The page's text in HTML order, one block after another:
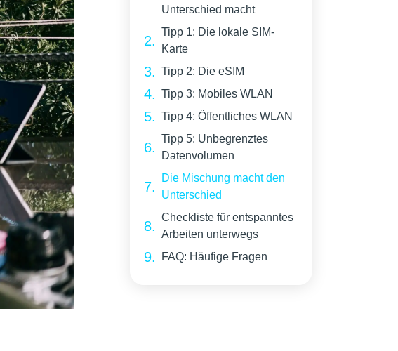
Unterschied macht
Tipp 1: Die lokale SIM-
Karte
Tipp 2: Die eSIM
Tipp 3: Mobiles WLAN
Tipp 4: Öffentliches WLAN
Tipp 5: Unbegrenztes
Datenvolumen
Die Mischung macht den
Unterschied
Checkliste für entspanntes
Arbeiten unterwegs
FAQ: Häufige Fragen